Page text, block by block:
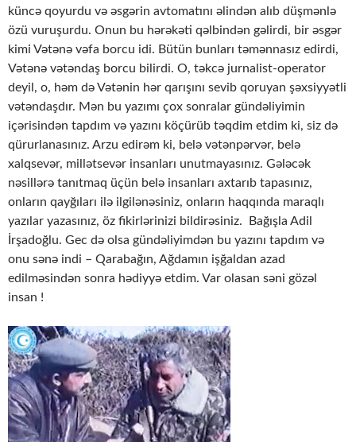
küncə qoyurdu və əsgərin avtomatını əlindən alıb düşmənlə
özü vuruşurdu. Onun bu hərəkəti qəlbindən gəlirdi, bir əsgər
kimi Vətənə vəfa borcu idi. Bütün bunları təmənnasız edirdi,
Vətənə vətəndaş borcu bilirdi. O, təkcə jurnalist-operator
deyil, o, həm də Vətənin hər qarışını sevib qoruyan şəxsiyyətli
vətəndaşdır. Mən bu yazımı çox sonralar gündəliyimin
içərisindən tapdım və yazını köçürüb təqdim etdim ki, siz də
qürurlanasınız. Arzu edirəm ki, belə vətənpərvər, belə
xalqsevər, millətsevər insanları unutmayasınız. Gələcək
nəsillərə tanıtmaq üçün belə insanları axtarıb tapasınız,
onların qayğıları ilə ilgilənəsiniz, onların haqqında maraqlı
yazılar yazasınız, öz fikirlərinizi bildirəsiniz. Bağışla Adil
İrşadoğlu. Gec də olsa gündəliyimdən bu yazını tapdım və
onu sənə indi – Qarabağın, Ağdamın işğaldan azad
edilməsindən sonra hədiyyə etdim. Var olasan səni gözəl
insan !